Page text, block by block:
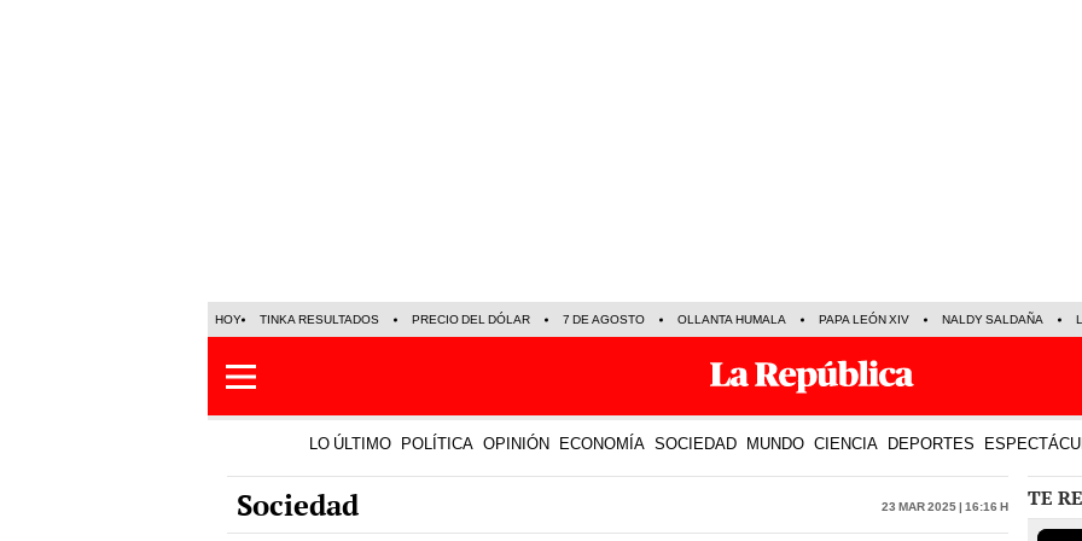
HOY TINKA RESULTADOS PRECIO DEL DÓLAR 7 DE AGOSTO OLLANTA HUMALA PAPA LEÓN XIV NALDY SALDAÑA
LO ÚLTIMO POLÍTICA OPINIÓN ECONOMÍA SOCIEDAD MUNDO CIENCIA DEPORTES
Sociedad 23 Mar 2025 | 16:16 h TE